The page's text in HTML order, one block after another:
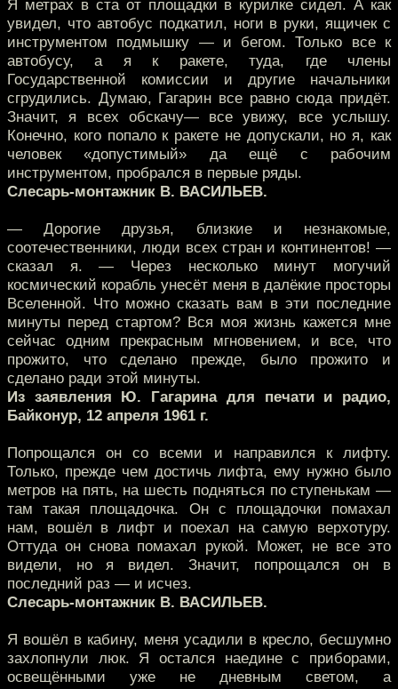
Я метрах в ста от площадки в курилке сидел. А как
увидел, что автобус подкатил, ноги в руки, ящичек с
инструментом подмышку — и бегом. Только все к
автобусу, а я к ракете, туда, где члены
Государственной комиссии и другие начальники
сгрудились. Думаю, Гагарин все равно сюда придёт.
Значит, я всех обскачу— все увижу, все услышу.
Конечно, кого попало к ракете не допускали, но я, как
человек «допустимый» да ещё с рабочим
инструментом, пробрался в первые ряды.
Слесарь-монтажник В. ВАСИЛЬЕВ.
— Дорогие друзья, близкие и незнакомые,
соотечественники, люди всех стран и континентов! —
сказал я. — Через несколько минут могучий
космический корабль унесёт меня в далёкие просторы
Вселенной. Что можно сказать вам в эти последние
минуты перед стартом? Вся моя жизнь кажется мне
сейчас одним прекрасным мгновением, и все, что
прожито, что сделано прежде, было прожито и
сделано ради этой минуты.
Из заявления Ю. Гагарина для печати и радио,
Байконур, 12 апреля 1961 г.
Попрощался он со всеми и направился к лифту.
Только, прежде чем достичь лифта, ему нужно было
метров на пять, на шесть подняться по ступенькам —
там такая площадочка. Он с площадочки помахал
нам, вошёл в лифт и поехал на самую верхотуру.
Оттуда он снова помахал рукой. Может, не все это
видели, но я видел. Значит, попрощался он в
последний раз — и исчез.
Слесарь-монтажник В. ВАСИЛЬЕВ.
Я вошёл в кабину, меня усадили в кресло, бесшумно
захлопнули люк. Я остался наедине с приборами,
освещёнными уже не дневным светом, а